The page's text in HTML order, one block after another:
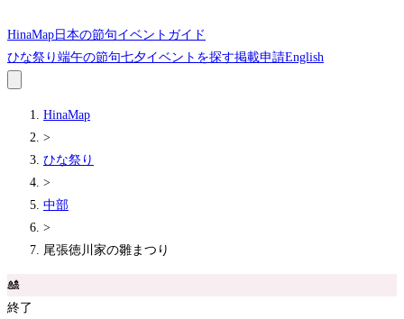
HinaMap 日本の節句イベントガイド
ひな祭り 端午の節句七夕イベントを探す掲載申請English
HinaMap
>
ひな祭り
>
中部
>
尾張徳川家の雛まつり
🎎
終了